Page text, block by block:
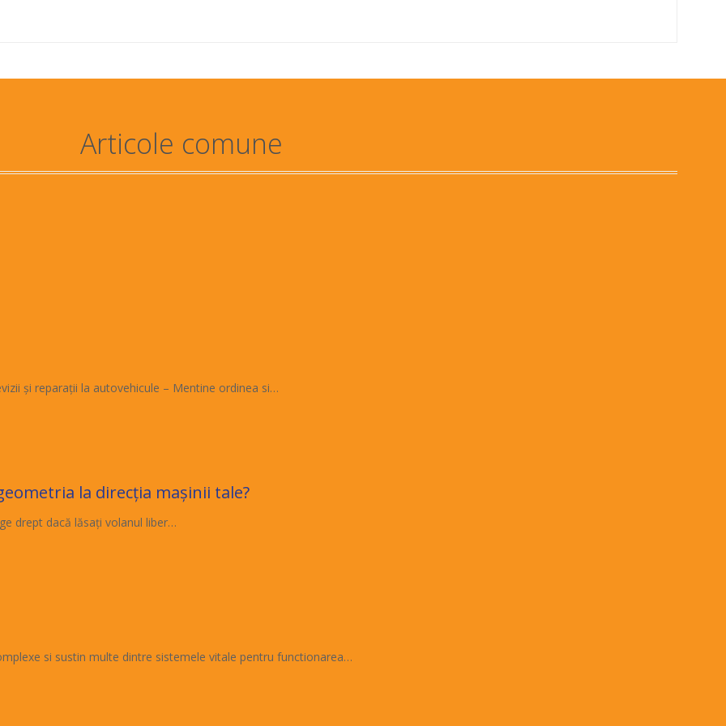
Articole comune
şi reparaţii la autovehicule – Mentine ordinea si…
la direcția mașinii tale?
drept dacă lăsați volanul liber…
si sustin multe dintre sistemele vitale pentru functionarea…